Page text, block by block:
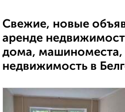
Свежие, новые
аренде
дома, машиноместа,
недвижимость в